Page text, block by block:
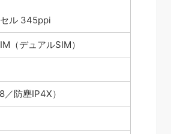
ル 345ppi
（デュアルSIM）
防塵IP4X）